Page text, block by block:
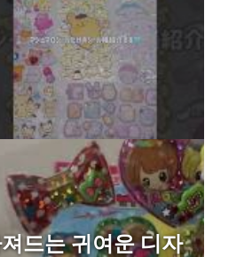
드는 귀여운 디자